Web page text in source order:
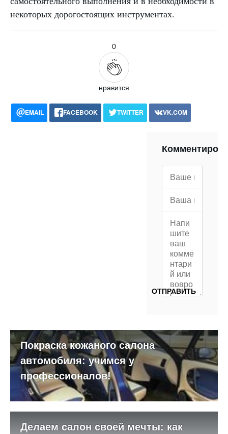
некоторых дорогостоящих инструментах.
0
нравится
EMAIL FACEBOOK TWITTER
VK.COM
Покраска кожаного салона
автомобиля: учимся у
профессионалов!
Делаем салон своей мечты: как